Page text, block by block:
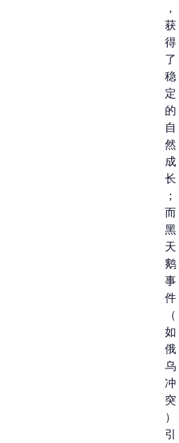
，
获
得
了
稳
定
的
自
然
成
长
；
而
黑
天
鹅
事
件
（
如
俄
乌
冲
突
）
引